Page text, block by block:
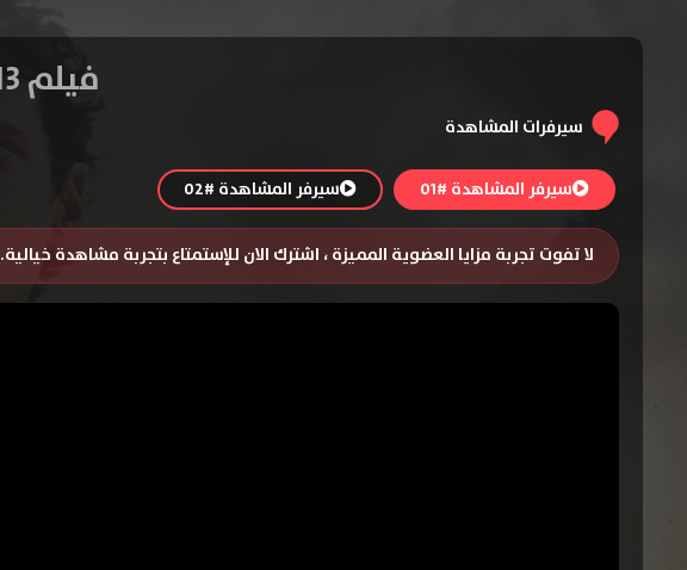
فيلم Odd Thomas 2013 مترجم
سيرفرات المشاهدة
سيرفر المشاهدة #01 سيرفر المشاهدة #02
لا تفوت تجربة مزايا العضوية المميزة ، اشترك الان للإستمتاع بتجربة مشاهدة خيالية.